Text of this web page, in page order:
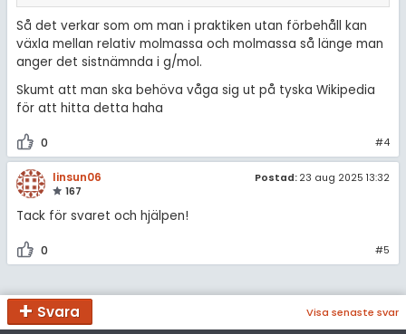
Så det verkar som om man i praktiken utan förbehåll kan
växla mellan relativ molmassa och molmassa så länge man
anger det sistnämnda i g/mol.
Skumt att man ska behöva våga sig ut på tyska Wikipedia
för att hitta detta haha
0 #4
linsun06
167
Postad: 23 aug 2025 13:32
Tack för svaret och hjälpen!
0 #5
Svara Visa senaste svar